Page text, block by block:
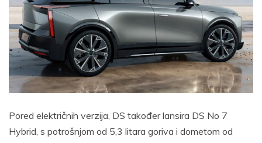
Pored električnih verzija, DS također lansira DS No 7
Hybrid, s potrošnjom od 5,3 litara goriva i dometom od